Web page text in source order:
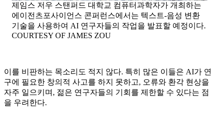
제임스 저우 스탠퍼드 대학교 컴퓨터과학자가 개최하는
에이전츠포사이언스 콘퍼런스에서는 텍스트-음성 변환
기술을 사용하여 AI 연구자들의 작업을 발표할 예정이다.
COURTESY OF JAMES ZOU
이를 비판하는 목소리도 적지 않다. 특히 많은 이들은 AI가 연
구에 필요한 창의적 사고를 하지 못하고, 오류와 환각 현상을
자주 일으키며, 젊은 연구자들의 기회를 제한할 수 있다는 점
을 우려한다.